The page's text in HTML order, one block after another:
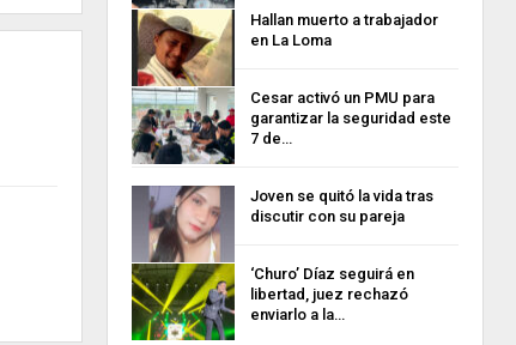
Hallan muerto a trabajador
en La Loma
Cesar activó un PMU para
garantizar la seguridad este
7 de…
Joven se quitó la vida tras
discutir con su pareja
‘Churo’ Díaz seguirá en
libertad, juez rechazó
enviarlo a la…